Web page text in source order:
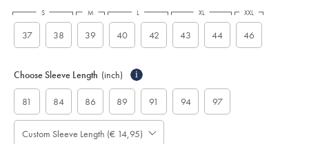
37 38 39 40 42 43 44 46
S M L XL XXL
Choose Sleeve Length (inch) i
81 84 86 89 91 94 97
Custom Sleeve Length (€ 14,95)